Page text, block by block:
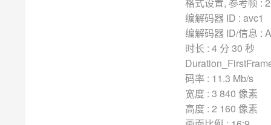
编解码器 ID : avc1
编解码器 ID/信息 :
时长 : 4 分 30 秒
码率 : 11.3 Mb/s
宽度 : 3 840 像素
高度 : 2 160 像素